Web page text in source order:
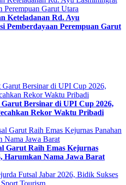
Keteladanan Rd. Ayu
Pemberdayaan Perempuan Garut
Bersinar di UPI Cup 2026,
Rekor Waktu Pribadi
Garut Raih Emas Kejurnas
Harumkan Nama Jawa Barat